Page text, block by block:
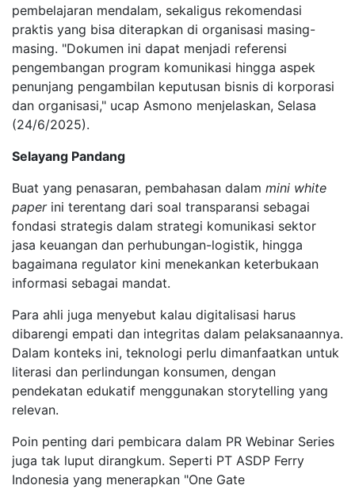
pembelajaran mendalam, sekaligus rekomendasi
praktis yang bisa diterapkan di organisasi masing-
masing. "Dokumen ini dapat menjadi referensi
pengembangan program komunikasi hingga aspek
penunjang pengambilan keputusan bisnis di korporasi
dan organisasi," ucap Asmono menjelaskan, Selasa
(24/6/2025).
Selayang Pandang
Buat yang penasaran, pembahasan dalam mini white
paperini terentang dari soal transparansi sebagai
fondasi strategis dalam strategi komunikasi sektor
jasa keuangan dan perhubungan-logistik, hingga
bagaimana regulator kini menekankan keterbukaan
informasi sebagai mandat.
Para ahli juga menyebut kalau digitalisasi harus
dibarengi empati dan integritas dalam pelaksanaannya.
Dalam konteks ini, teknologi perlu dimanfaatkan untuk
literasi dan perlindungan konsumen, dengan
pendekatan edukatif menggunakan storytelling yang
relevan.
Poin penting dari pembicara dalam PR Webinar Series
juga tak luput dirangkum. Seperti PT ASDP Ferry
Indonesia yang menerapkan "One Gate